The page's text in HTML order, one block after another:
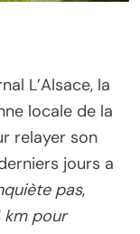
L’Alsace, la
locale de la
relayer son
jours a
pas,
km pour